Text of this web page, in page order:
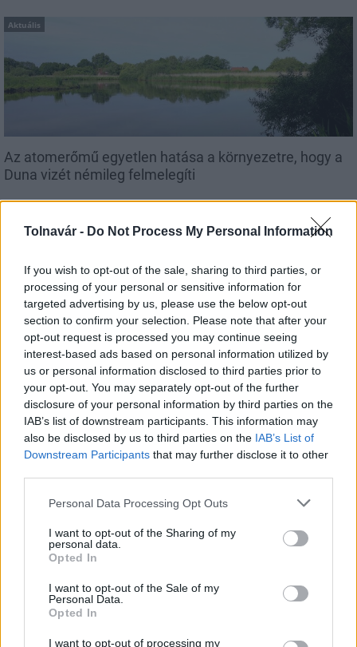
Tolnavár - Do Not Process My Personal Information
If you wish to opt-out of the sale, sharing to third parties, or
processing of your personal or sensitive information for
targeted advertising by us, please use the below opt-out
section to confirm your selection. Please note that after your
opt-out request is processed you may continue seeing
interest-based ads based on personal information utilized by
us or personal information disclosed to third parties prior to
your opt-out. You may separately opt-out of the further
disclosure of your personal information by third parties on the
IAB’s list of downstream participants. This information may
also be disclosed by us to third parties on the IAB’s List of
Downstream Participants that may further disclose it to other
Please note that this website/app uses one or more Google
not limited to your visit or usage behaviour. You may click to
grant or deny consent to Google and its third-party tags to
use your data for below specified purposes in below Google
consent section.
Personal Data Processing Opt Outs
I want to opt-out of the Sharing of my
personal data.
Opted In
I want to opt-out of the Sale of my
Personal Data.
Opted In
I want to opt-out of processing my
Aktuális
Az atomerőmű egyetlen hatása a környezetre, hogy a
Duna vizét némileg felmelegíti
MAGYAR ÉPÍTŐK
Útépítés
autópálya útépítés M1-es autópálya
csomópont építése
Tizenegy meglévő csomópontot korszerűsít és négy új,